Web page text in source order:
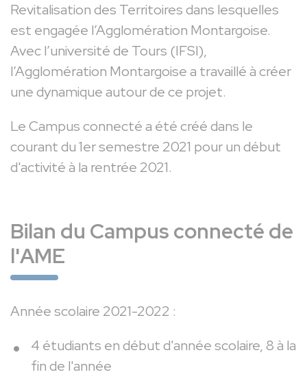
Revitalisation des Territoires dans lesquelles
est engagée l’Agglomération Montargoise.
Avec l’université de Tours (IFSI),
l’Agglomération Montargoise a travaillé à créer
une dynamique autour de ce projet.
Le Campus connecté a été créé dans le
courant du 1er semestre 2021 pour un début
d'activité à la rentrée 2021.
Bilan du Campus connecté de
l'AME
Année scolaire 2021-2022 :
4 étudiants en début d'année scolaire, 8 à la
fin de l'année